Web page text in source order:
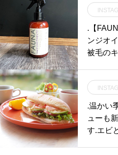
シーな2
をたっ
にぴっ
ルトで
す。ご
#dessert
ツタル
ーキ
etime
fe #カ
.【
ンジオ
被毛の
止にも
ングス
S松江
open 9:00close 18:00@haus_mats
リミン
.温かい
ューも
す️.エビ